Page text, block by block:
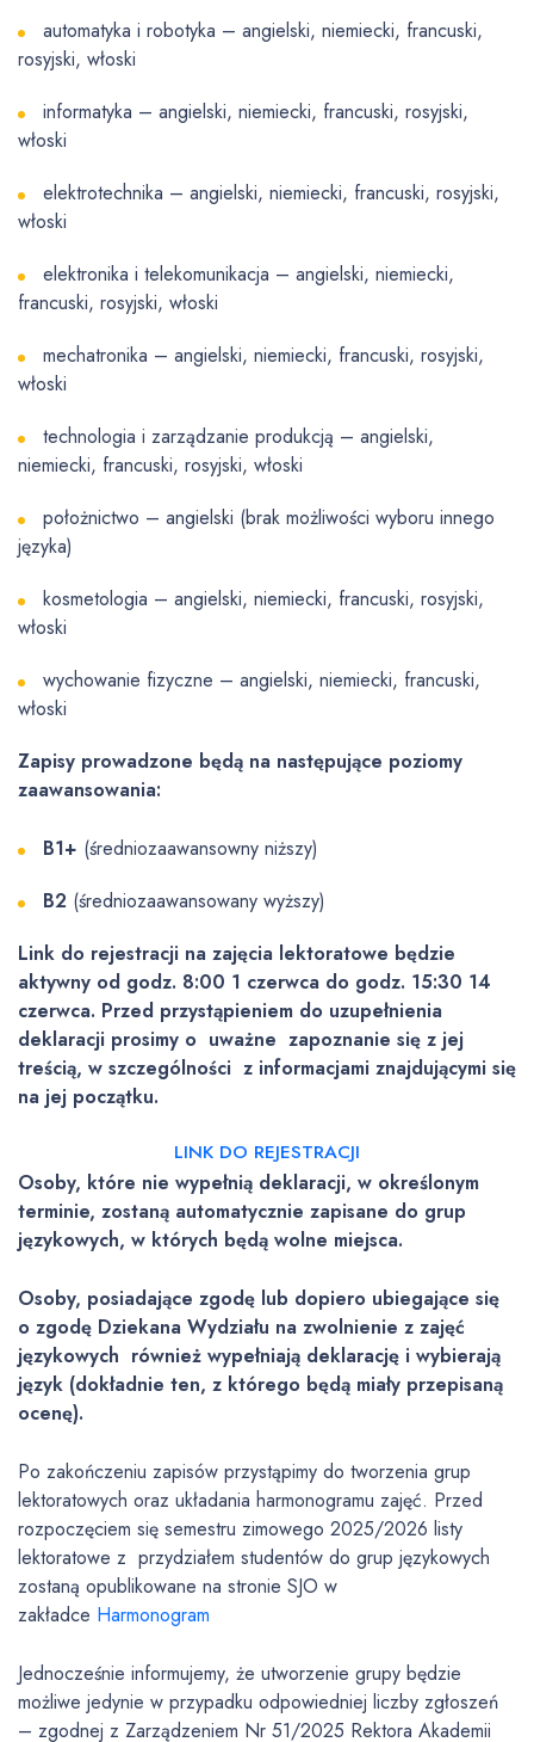
automatyka i robotyka – angielski, niemiecki, francuski,
rosyjski, włoski
informatyka – angielski, niemiecki, francuski, rosyjski,
włoski
elektrotechnika – angielski, niemiecki, francuski, rosyjski,
włoski
elektronika i telekomunikacja – angielski, niemiecki,
francuski, rosyjski, włoski
mechatronika – angielski, niemiecki, francuski, rosyjski,
włoski
technologia i zarządzanie produkcją – angielski,
niemiecki, francuski, rosyjski, włoski
położnictwo – angielski (brak możliwości wyboru innego
języka)
kosmetologia – angielski, niemiecki, francuski, rosyjski,
włoski
wychowanie fizyczne – angielski, niemiecki, francuski,
włoski
Zapisy prowadzone będą na następujące poziomy
zaawansowania:
B1+ (średniozaawansowny niższy)
B2 (średniozaawansowany wyższy)
Link do rejestracji na zajęcia lektoratowe będzie
aktywny od godz. 8:00 1 czerwca do godz. 15:30 14
czerwca. Przed przystąpieniem do uzupełnienia
deklaracji prosimy o uważne zapoznanie się z jej
treścią, w szczególności z informacjami znajdującymi się
na jej początku.
LINK DO REJESTRACJI
Osoby, które nie wypełnią deklaracji, w określonym
terminie, zostaną automatycznie zapisane do grup
językowych, w których będą wolne miejsca.
Osoby, posiadające zgodę lub dopiero ubiegające się
o zgodę Dziekana Wydziału na zwolnienie z zajęć
językowych również wypełniają deklarację i wybierają
język (dokładnie ten, z którego będą miały przepisaną
ocenę).
Po zakończeniu zapisów przystąpimy do tworzenia grup
lektoratowych oraz układania harmonogramu zajęć. Przed
rozpoczęciem się semestru zimowego 2025/2026 listy
lektoratowe z przydziałem studentów do grup językowych
zostaną opublikowane na stronie SJO w
zakładce Harmonogram
Jednocześnie informujemy, że utworzenie grupy będzie
możliwe jedynie w przypadku odpowiedniej liczby zgłoszeń
– zgodnej z Zarządzeniem Nr 51/2025 Rektora Akademii